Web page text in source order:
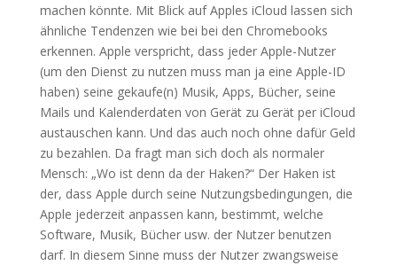
machen könnte. Mit Blick auf Apples iCloud lassen sich
ähnliche Tendenzen wie bei bei den Chromebooks
erkennen. Apple verspricht, dass jeder Apple-Nutzer
(um den Dienst zu nutzen muss man ja eine Apple-ID
haben) seine gekaufe(n) Musik, Apps, Bücher, seine
Mails und Kalenderdaten von Gerät zu Gerät per iCloud
austauschen kann. Und das auch noch ohne dafür Geld
zu bezahlen. Da fragt man sich doch als normaler
Mensch: „Wo ist denn da der Haken?“ Der Haken ist
der, dass Apple durch seine Nutzungsbedingungen, die
Apple jederzeit anpassen kann, bestimmt, welche
Software, Musik, Bücher usw. der Nutzer benutzen
darf. In diesem Sinne muss der Nutzer zwangsweise